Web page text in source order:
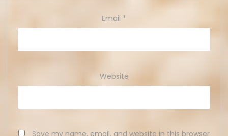
Email *
Website
Save my name, email, and website in this browser